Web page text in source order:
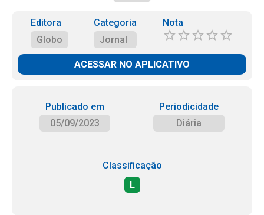
Editora
Globo
Categoria
Jornal
Nota
ACESSAR NO APLICATIVO
Publicado em
05/09/2023
Periodicidade
Diária
Classificação
L